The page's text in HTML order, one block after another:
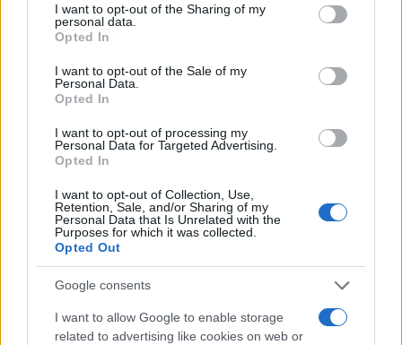
I want to opt-out of the Sharing of my
personal data.
Opted In
I want to opt-out of the Sale of my
Personal Data.
Opted In
I want to opt-out of processing my
Personal Data for Targeted Advertising.
Opted In
I want to opt-out of Collection, Use,
Retention, Sale, and/or Sharing of my
Personal Data that Is Unrelated with the
Purposes for which it was collected.
Opted Out
Google consents
I want to allow Google to enable storage
related to advertising like cookies on web or
Dopo essere stato chiamato per due volte dalla
condanna, Mosaed ha deciso di fuggire in Turchia.
Qui, purtroppo, invece di ricevere l’asilo politico, è
stato prelevato da un centro medico, dove era in
cura, e gli è stato comunicato che di lì a poco
sarebbe stato
Reagendo alla notizia della possibile prossima
espulsione di Mosaed dalla Turchia, la CPJ ha
emesso uncomunicato pubblico, chiedendo che il
giornalista venga immediatamente rilasciato. Ad
oggi, purtroppo, non è arrivata nessuna risposta